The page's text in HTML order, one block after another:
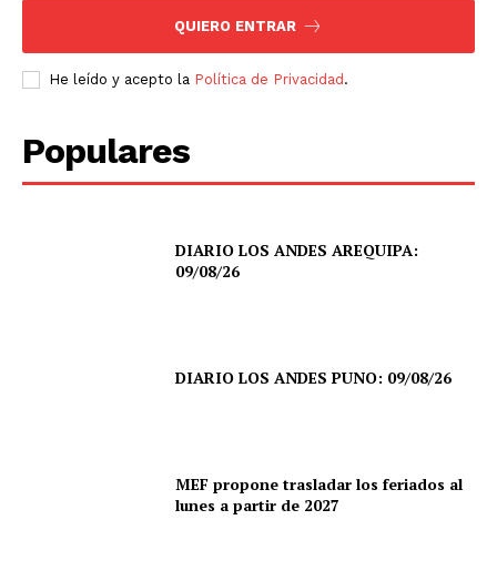
QUIERO ENTRAR
He leído y acepto la Política de Privacidad .
Populares
DIARIO LOS ANDES AREQUIPA:
09/08/26
DIARIO LOS ANDES PUNO: 09/08/26
MEF propone trasladar los feriados al
lunes a partir de 2027